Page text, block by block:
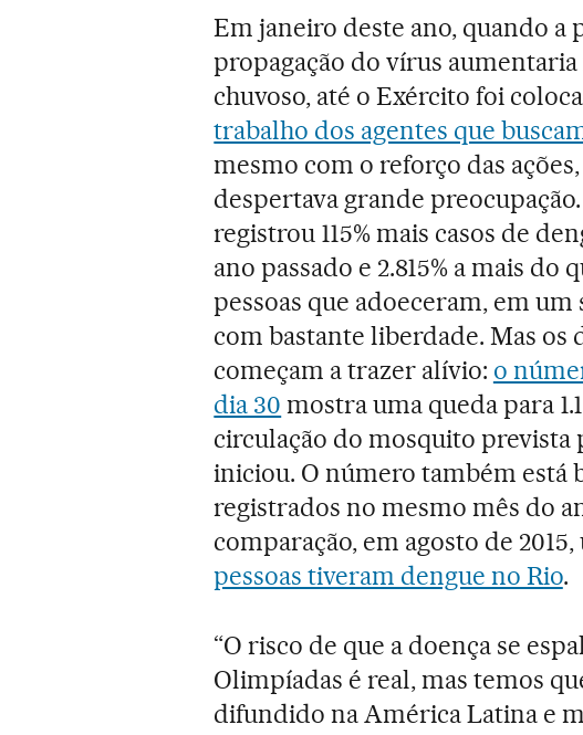
Em janeiro deste ano, quando a
propagação do vírus
chuvoso, até o Exército foi
trabalho dos agentes que
mesmo com o reforço das
despertava grande
registrou 115% mais casos de
ano passado e 2.815% a mais do
pessoas que adoeceram, em
com bastante liberdade. Mas
começam a trazer alívio: o
dia 30 mostra uma queda para
circulação do mosquito prevista
iniciou. O número também está
registrados no mesmo mês do
comparação, em agosto de
pessoas tiveram dengue no Rio.
“O risco de que a doença se
Olimpíadas é real, mas temos
difundido na América Latina e